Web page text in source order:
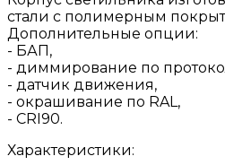
стали с полимерным
Дополнительные опции:
- БАП,
- диммирование по
- датчик движения,
- окрашивание по RAL,
- CRI90.
Характеристики: